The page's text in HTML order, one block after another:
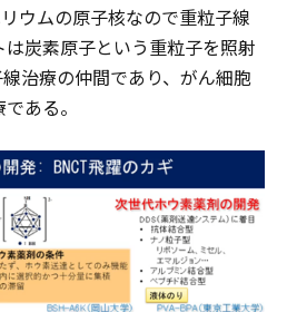
ウムの原子核なので重粒子線
炭素原子という重粒子を照射
治療の仲間であり、がん細胞
ある。